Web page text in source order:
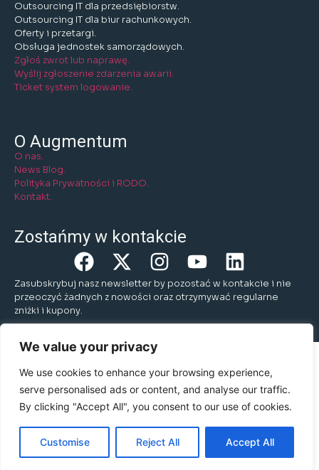
We value your privacy
We use cookies to enhance your browsing experience,
serve personalised ads or content, and analyse our traffic.
By clicking "Accept All", you consent to our use of cookies.
Customise Reject All Accept All
Outsourcing IT dla przedsiębiorstw.
Outsourcing IT dla biur rachunkowych.
Oferty i przetargi.
Obsługa jednostek samorządowych.
Zgłoś zwrot lub naprawę.
Wyślij zgłoszenie zdarzenia awarii.
Ticket system logowanie.
O Augmentum
O nas.
News Blog.
Polityka Prywatności i RODO.
Kontakt.
Zostańmy w kontakcie
Zasubskrybuj nasz newsletter by pozostać w kontakcie i nie
przeoczyć żadnych z nowości oraz otrzymywać regularne
zniżki i kupony.